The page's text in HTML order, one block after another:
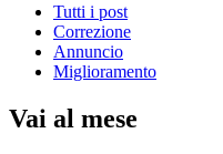
Tutti i post
Correzione
Annuncio
Miglioramento
Vai al mese